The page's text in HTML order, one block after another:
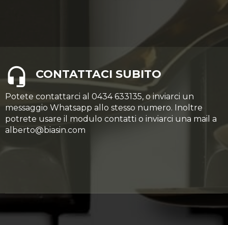
CONTATTACI SUBITO
Potete contattarci al 0434 633135, o inviarci un
messaggio Whatsapp allo stesso numero. Inoltre
potrete usare il modulo contatti o inviarci una mail a
alberto@biasin.com